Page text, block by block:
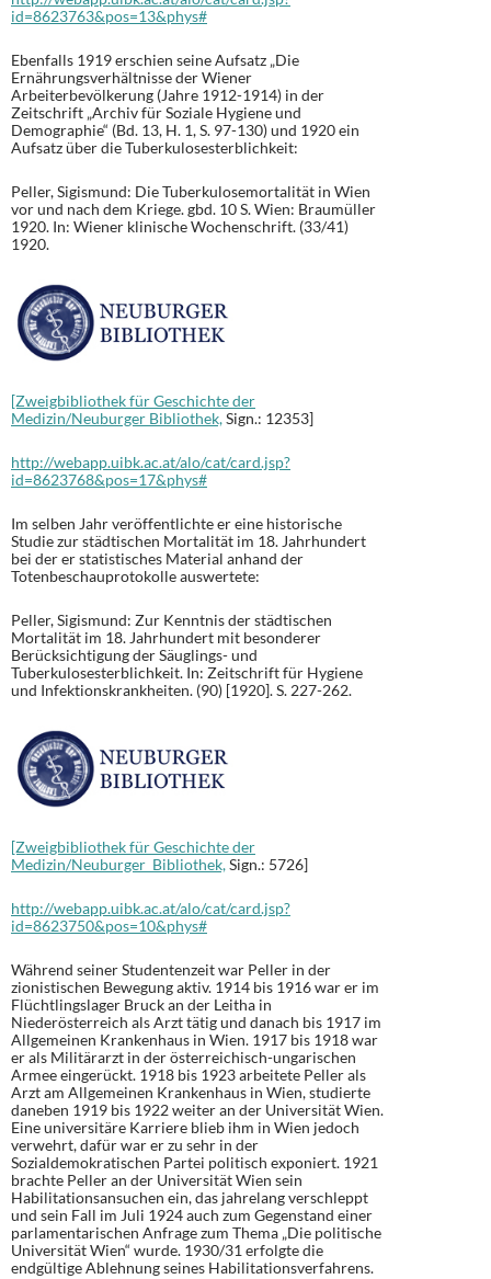
id=8623763&pos=13&phys#
Ebenfalls 1919 erschien seine Aufsatz „Die
Ernährungsverhältnisse der Wiener
Arbeiterbevölkerung (Jahre 1912-1914) in der
Zeitschrift „Archiv für Soziale Hygiene und
Demographie“ (Bd. 13, H. 1, S. 97-130) und 1920 ein
Aufsatz über die Tuberkulosesterblichkeit:
Peller, Sigismund: Die Tuberkulosemortalität in Wien
vor und nach dem Kriege. gbd. 10 S. Wien: Braumüller
1920. In: Wiener klinische Wochenschrift. (33/41)
1920.
[Zweigbibliothek für Geschichte der
Medizin/Neuburger Bibliothek,Sign.: 12353]
http://webapp.uibk.ac.at/alo/cat/card.jsp?
id=8623768&pos=17&phys#
Im selben Jahr veröffentlichte er eine historische
Studie zur städtischen Mortalität im 18. Jahrhundert
bei der er statistisches Material anhand der
Totenbeschauprotokolle auswertete:
Peller, Sigismund: Zur Kenntnis der städtischen
Mortalität im 18. Jahrhundert mit besonderer
Berücksichtigung der Säuglings- und
Tuberkulosesterblichkeit. In: Zeitschrift für Hygiene
und Infektionskrankheiten. (90) [1920]. S. 227-262.
[Zweigbibliothek für Geschichte der
Medizin/Neuburger Bibliothek,Sign.: 5726]
http://webapp.uibk.ac.at/alo/cat/card.jsp?
id=8623750&pos=10&phys#
Während seiner Studentenzeit war Peller in der
zionistischen Bewegung aktiv. 1914 bis 1916 war er im
Flüchtlingslager Bruck an der Leitha in
Niederösterreich als Arzt tätig und danach bis 1917 im
Allgemeinen Krankenhaus in Wien. 1917 bis 1918 war
er als Militärarzt in der österreichisch-ungarischen
Armee eingerückt. 1918 bis 1923 arbeitete Peller als
Arzt am Allgemeinen Krankenhaus in Wien, studierte
daneben 1919 bis 1922 weiter an der Universität Wien.
Eine universitäre Karriere blieb ihm in Wien jedoch
verwehrt, dafür war er zu sehr in der
Sozialdemokratischen Partei politisch exponiert. 1921
brachte Peller an der Universität Wien sein
Habilitationsansuchen ein, das jahrelang verschleppt
und sein Fall im Juli 1924 auch zum Gegenstand einer
parlamentarischen Anfrage zum Thema „Die politische
Universität Wien“ wurde. 1930/31 erfolgte die
endgültige Ablehnung seines Habilitationsverfahrens.